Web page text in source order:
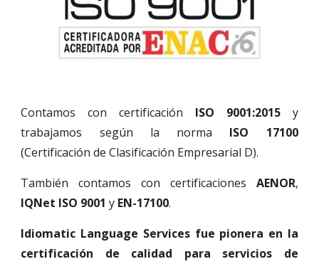
Contamos con certificación ISO 9001:2015 y
trabajamos según la norma ISO 17100
(Certificación de Clasificación Empresarial D).
También contamos con certificaciones
AENOR,
IQNet ISO 9001 y EN-17100.
Idiomatic Language Services fue pionera en la
certificación de calidad para servicios de